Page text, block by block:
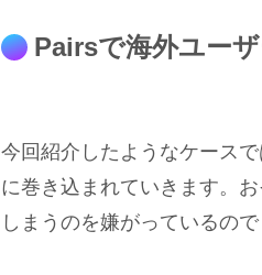
Pairsで海外ユー
今回紹介したようなケース
に巻き込まれていきます。
しまうのを嫌がっているので